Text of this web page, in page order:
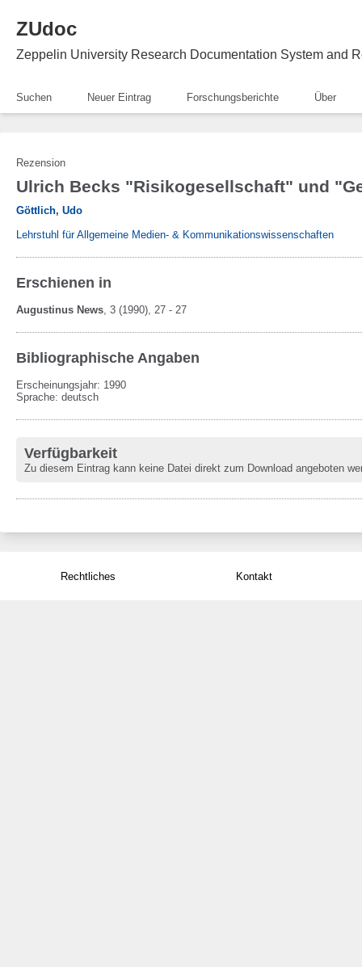
ZUdoc
Zeppelin University Research Documentation System and
Suchen Neuer Eintrag Forschungsberichte Über
Rezension
Ulrich Becks "Risikogesellschaft" und
Göttlich, Udo
Lehrstuhl für Allgemeine Medien- & Kommunikationswissenschaften
Erschienen in
Augustinus News, 3 (1990), 27 - 27
Bibliographische Angaben
Erscheinungsjahr: 1990
Sprache: deutsch
Verfügbarkeit
Zu diesem Eintrag kann keine Datei direkt zum Download angeboten
Rechtliches Kontakt